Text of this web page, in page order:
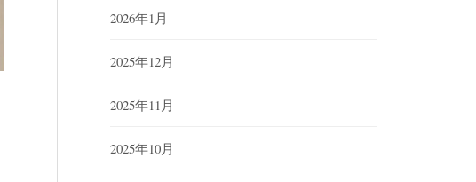
2026年1月
2025年12月
2025年11月
2025年10月